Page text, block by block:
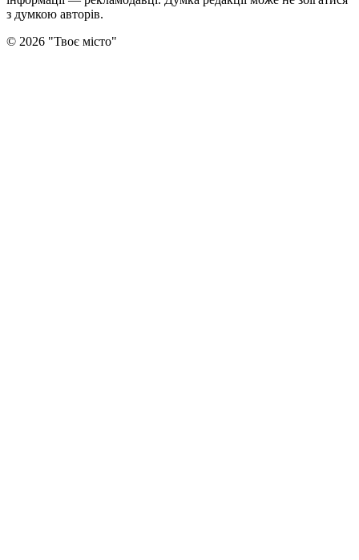
з думкою авторiв.
© 2026 "Твоє місто"